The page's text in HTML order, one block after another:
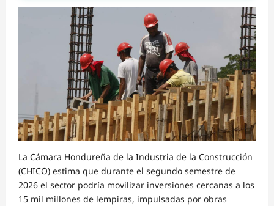
La Cámara Hondureña de la Industria de la Construcción
(CHICO) estima que durante el segundo semestre de
2026 el sector podría movilizar inversiones cercanas a los
15 mil millones de lempiras, impulsadas por obras